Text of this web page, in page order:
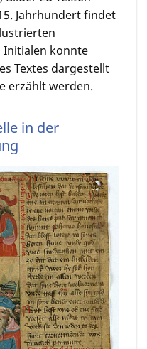
Jahrhundert findet
konnte
Textes dargestellt
erzählt werden.
in der